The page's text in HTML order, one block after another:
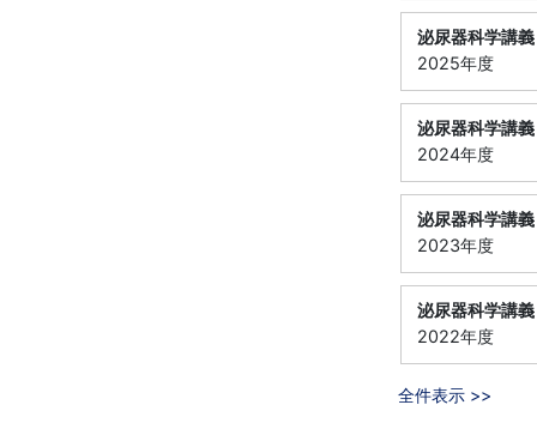
泌尿器科学講義
2025年度
泌尿器科学講義
2024年度
泌尿器科学講義
2023年度
泌尿器科学講義
2022年度
全件表示 >>